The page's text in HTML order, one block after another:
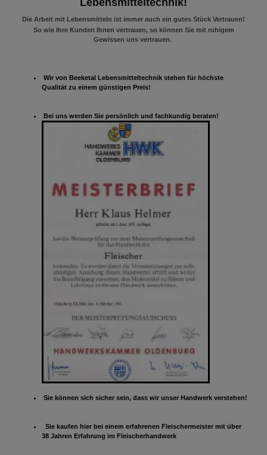
Lebensmitteltechnik!
Die Arbeit mit Lebensmitteln ist immer auch ein gutes Stück Vertrauen!
So wie Ihre Kunden Ihnen vertrauen, so können Sie mit ruhigem
Gewissen uns vertrauen.
Wir von Beeketal Lebensmitteltechnik stehen für höchste
Qualität zu einem günstigen Preis!
Bei uns werden Sie persönlich und fachkundig beraten!
Sie können sich sicher sein, dass wir unser Handwerk verstehen!
Sie kaufen hier bei einem erfahrenen Fleischermeister mit über
38 Jahren Erfahrung im Fleischerhandwerk